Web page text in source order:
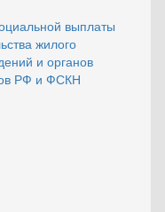
выплаты
жилого
и органов
РФ и ФСКН